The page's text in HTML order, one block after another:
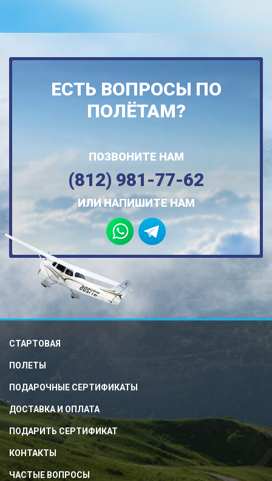
ЕСТЬ ВОПРОСЫ ПО
ПОЛЁТАМ?
ПОЗВОНИТЕ НАМ
(812) 981-77-62
ИЛИ НАПИШИТЕ НАМ
СТАРТОВАЯ
ПОЛЕТЫ
ПОДАРОЧНЫЕ СЕРТИФИКАТЫ
ДОСТАВКА И ОПЛАТА
ПОДАРИТЬ СЕРТИФИКАТ
КОНТАКТЫ
ЧАСТЫЕ ВОПРОСЫ